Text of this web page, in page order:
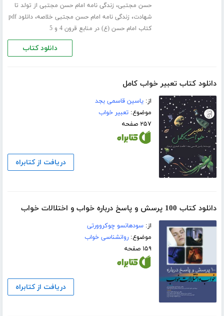
حسن مجتبی، زندگی نامه امام حسن مجتبی از تولد تا
شهادت، زندگی نامه امام حسن مجتبی خلاصه،
دانلود pdf
کتاب امام حسن (ع) در منابع قرون 4 و 5
دانلود کتاب
دانلود کتاب تعبیر خواب کامل
از:یاسین قاسمی بجد
موضوع:تعبیر خواب
۲۵۷ صفحه
دریافت از کتابراه
دانلود کتاب ‫100 پرسش و پاسخ درباره خواب و اختلالات خواب
از:سودهانسو چوکروورتی
موضوع:روانشناسی خواب
۱۵۹ صفحه
دریافت از کتابراه